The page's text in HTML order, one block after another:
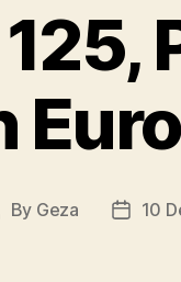
By Geza
Post
10